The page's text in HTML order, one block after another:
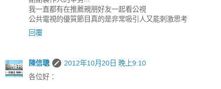
我一直都有在推薦親朋好友一起看公視
公共電視的優質節目真的是非常吸引人又能刺激思考
回覆
陳信聰
2012年10月20日 晚上9:10
各位好：